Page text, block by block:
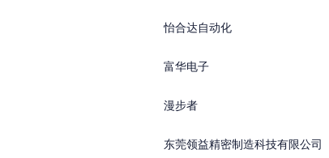
怡合达自动化
富华电子
漫步者
东莞领益精密制造科技有限公司